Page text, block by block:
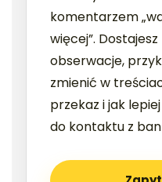
komentarzem
więcej”.
obserwacje,
zmienić w
przekaz i jak
do kontaktu z